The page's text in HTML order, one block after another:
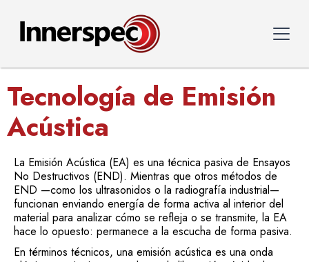
Tecnología de Emisión
Acústica
La Emisión Acústica (EA) es una técnica pasiva de Ensayos
No Destructivos (END). Mientras que otros métodos de
END —como los ultrasonidos o la radiografía industrial—
funcionan enviando energía de forma activa al interior del
material para analizar cómo se refleja o se transmite, la EA
hace lo opuesto: permanece a la escucha de forma pasiva.
En términos técnicos, una emisión acústica es una onda